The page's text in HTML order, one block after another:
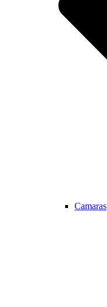
Camaras